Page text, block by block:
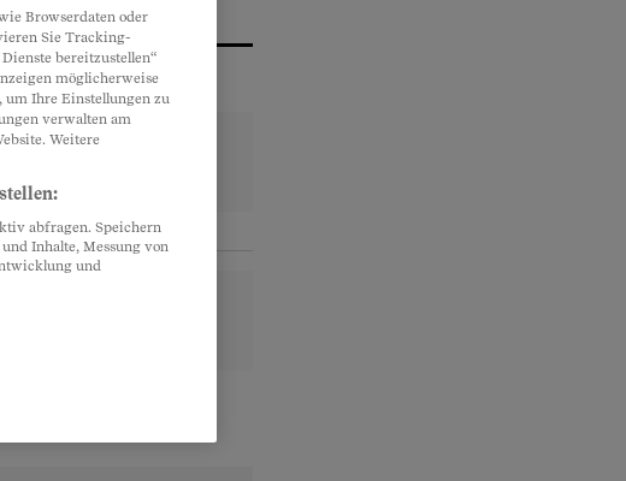
Browserdaten oder
Sie Tracking-
bereitzustellen“
möglicherweise
Ihre Einstellungen zu
verwalten am
Weitere
abfragen. Speichern
Inhalte, Messung von
und